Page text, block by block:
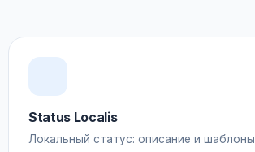
Status Localis
Локальный статус: описание и шаблоны